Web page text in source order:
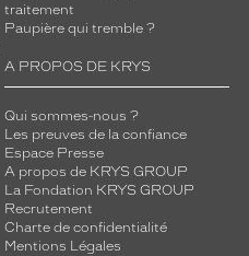
traitement
Paupière qui tremble ?
A PROPOS DE KRYS
Qui sommes-nous ?
Les preuves de la confiance
Espace Presse
A propos de KRYS GROUP
La Fondation KRYS GROUP
Recrutement
Charte de confidentialité
Mentions Légales